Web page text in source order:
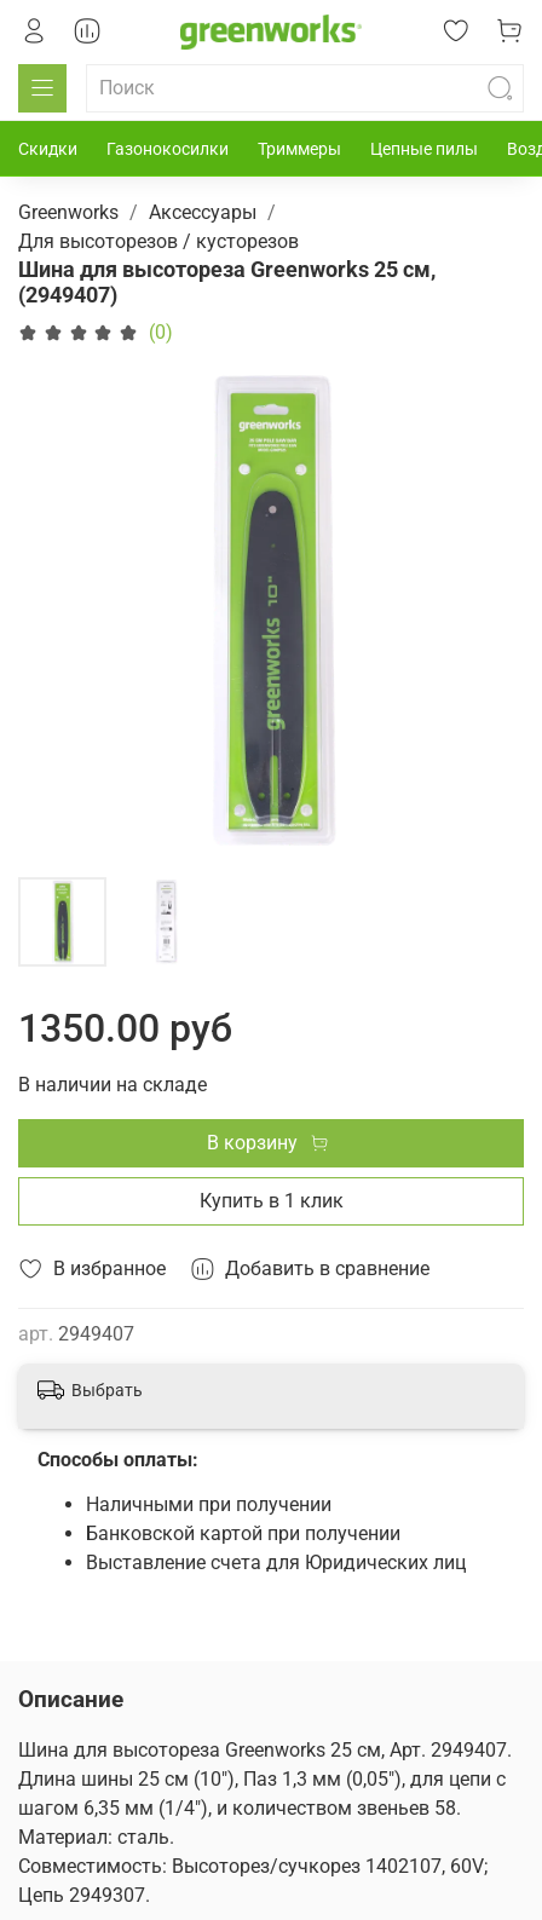
Скидки Газонокосилки Триммеры Цепные пилы
Greenworks
Аксессуары
Для высоторезов / кусторезов
Шина для высотореза Greenworks 25 см,
(2949407)
(0)
В избранное Добавить в сравнение
арт. 2949407
1350.00 руб
В наличии на складе
В корзину
Купить в 1 клик
Выбрать
Способы оплаты:
Наличными при получении
Банковской картой при получении
Выставление счета для Юридических лиц
Описание
Шина для высотореза Greenworks 25 см, Арт. 2949407.
Длина шины 25 см (10"), Паз 1,3 мм (0,05"), для цепи с
шагом 6,35 мм (1/4"), и количеством звеньев 58.
Материал: сталь.
Совместимость: Высоторез/сучкорез 1402107, 60V;
Цепь 2949307.